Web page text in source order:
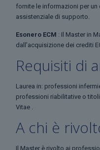
fornite le informazioni per
assistenziale di supporto.
Esonero ECM : Il Master in
dall’acquisizione dei crediti
Requisiti di
Laurea in: professioni
professioni riabilitative o
Vitae .
A chi è
Il Master è rivolto ai